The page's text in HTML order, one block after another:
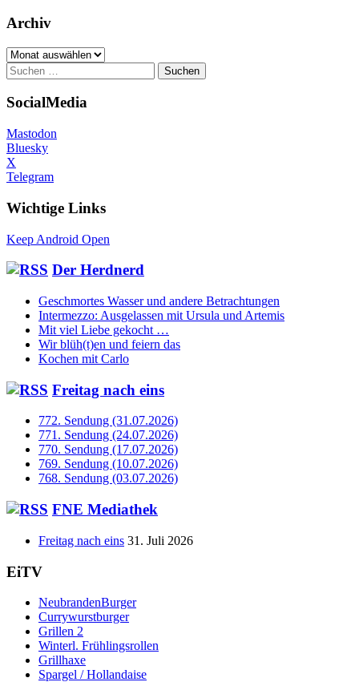
Archiv
Archiv
Suchen
nach:
SocialMedia
Mastodon
Bluesky
X
Telegram
Wichtige Links
Keep Android Open
Der Herdnerd
Geschmortes Wasser und andere Betrachtungen
Intermezzo: Ausgelassen mit Ursula und Artemis
Mit viel Liebe gekocht …
Wir blüh(t)en und feiern das
Kochen mit Carlo
Freitag nach eins
772. Sendung (31.07.2026)
771. Sendung (24.07.2026)
770. Sendung (17.07.2026)
769. Sendung (10.07.2026)
768. Sendung (03.07.2026)
FNE Mediathek
Freitag nach eins 31. Juli 2026
EiTV
NeubrandenBurger
Currywurstburger
Grillen 2
Winterl. Frühlingsrollen
Grillhaxe
Spargel / Hollandaise